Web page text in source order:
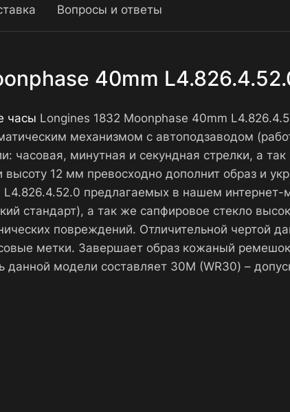
Вопросы и ответы
40mm
часы Longines 1832 Moonphase 40mm
механизмом с автоподзаводом
часовая, минутная и секундная стрелки, а
12 мм превосходно дополнит образ и
предлагаемых в нашем интернет-
стандарт), а так же сапфировое стекло
повреждений. Отличительной чертой
метки. Завершает образ кожаный
данной модели составляет 30М (WR30) –